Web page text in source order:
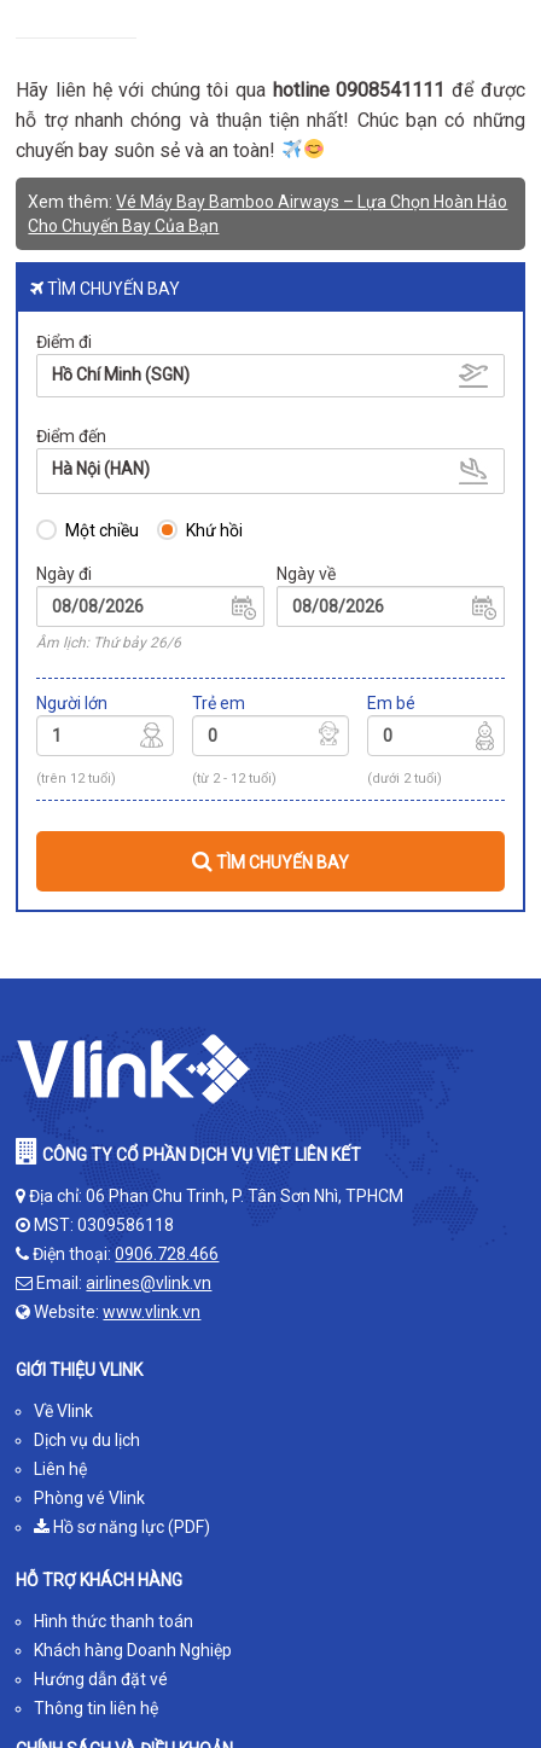
Hãy liên hệ với chúng tôi qua hotline 0908541111 để được
hỗ trợ nhanh chóng và thuận tiện nhất! Chúc bạn có những
chuyến bay suôn sẻ và an toàn!
Xem thêm:Vé Máy Bay Bamboo Airways – Lựa Chọn Hoàn Hảo
Cho Chuyến Bay Của Bạn
TÌM CHUYẾN BAY
Điểm đi
Hồ Chí Minh (SGN)
Điểm đến
Hà Nội (HAN)
Một chiều Khứ hồi
Ngày đi
Âm lịch: Thứ bảy 26/6
Ngày về
Người lớn
(trên 12 tuổi)
Trẻ em
(từ 2 - 12 tuổi)
Em bé
(dưới 2 tuổi)
TÌM CHUYẾN BAY
CÔNG TY CỔ PHẦN DỊCH VỤ VIỆT LIÊN KẾT
Địa chỉ: 06 Phan Chu Trinh, P. Tân Sơn Nhì, TPHCM
MST: 0309586118
Điện thoại:0906.728.466
Email:airlines@vlink.vn
Website:www.vlink.vn
GIỚI THIỆU VLINK
Về Vlink
Dịch vụ du lịch
Liên hệ
Phòng vé Vlink
Hồ sơ năng lực (PDF)
HỖ TRỢ KHÁCH HÀNG
Hình thức thanh toán
Khách hàng Doanh Nghiệp
Hướng dẫn đặt vé
Thông tin liên hệ